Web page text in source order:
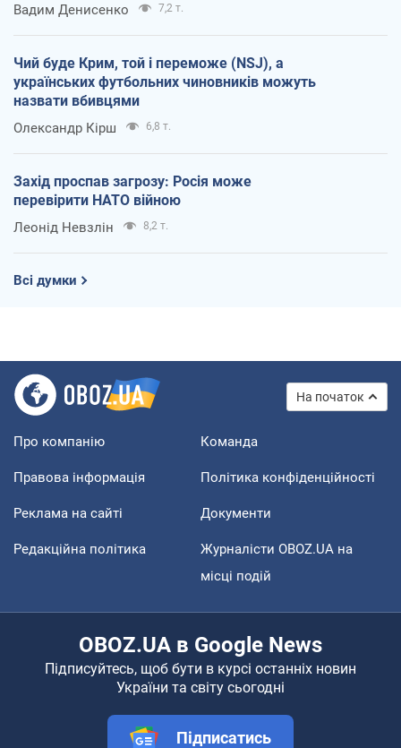
Вадим Денисенко 7,2 т.
Чий буде Крим, той і переможе (NSJ), а
українських футбольних чиновників можуть
назвати вбивцями
Олександр Кірш 6,8 т.
Захід проспав загрозу: Росія може
перевірити НАТО війною
Леонід Невзлін 8,2 т.
Всі думки
На початок
Про компанію Команда
Правова інформація Політика конфіденційності
Реклама на сайті Документи
Редакційна політика
Журналісти OBOZ.UA на
місці подій
OBOZ.UA в Google News
Підписуйтесь, щоб бути в курсі останніх новин
України та світу сьогодні
Підписатись